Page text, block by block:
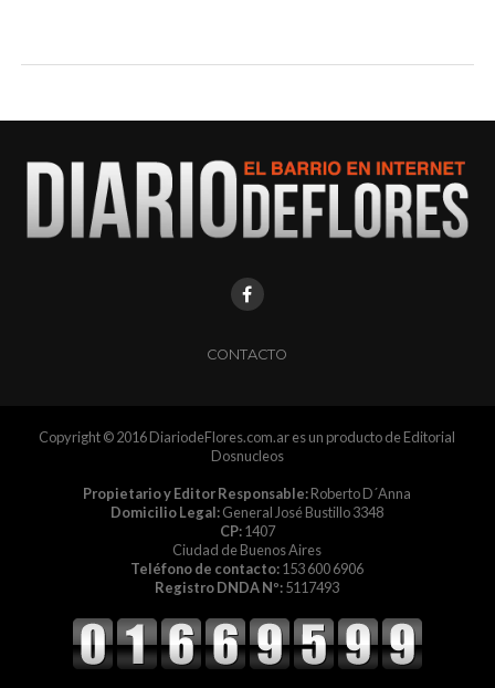
CONTACTO
Copyright © 2016 DiariodeFlores.com.ar es un producto de Editorial
Dosnucleos
Propietario y Editor Responsable:Roberto D´Anna
Domicilio Legal:General José Bustillo 3348
CP:1407
Ciudad de Buenos Aires
Teléfono de contacto:153 600 6906
Registro DNDA Nº:5117493